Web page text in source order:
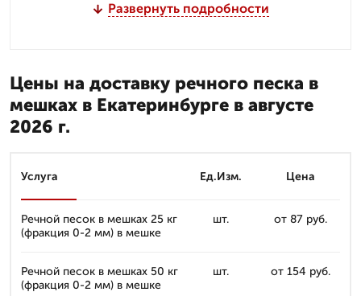
Развернуть подробности
Цены на доставку речного песка в
мешках в Екатеринбурге в августе
2026 г.
Услуга Ед.Изм. Цена
Речной песок в мешках 25 кг
(фракция 0-2 мм) в мешке
шт. от 87 руб.
Речной песок в мешках 50 кг
(фракция 0-2 мм) в мешке
шт. от 154 руб.